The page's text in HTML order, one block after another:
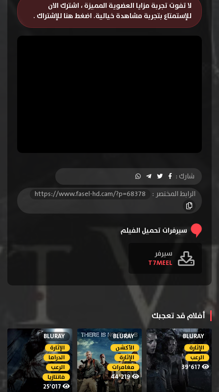
لا تفوت تجربة مزايا العضوية المميزة ، اشترك الان
للإستمتاع بتجربة مشاهدة خيالية. اضغط هنا للإشتراك .
شارك :
الرابط المختصر :
https://www.fasel-hd.cam/?p=68378
سيرفرات تحميل الفيلم
سيرفر
T7MEEL
أفلام قد تعجبك
BLURAY
الإثارة
الرعب
BLURAY
الأكشن
الإثارة
مغامرات
44٬219
BLURAY
الإثارة
الدراما
الرعب
فانتازيا